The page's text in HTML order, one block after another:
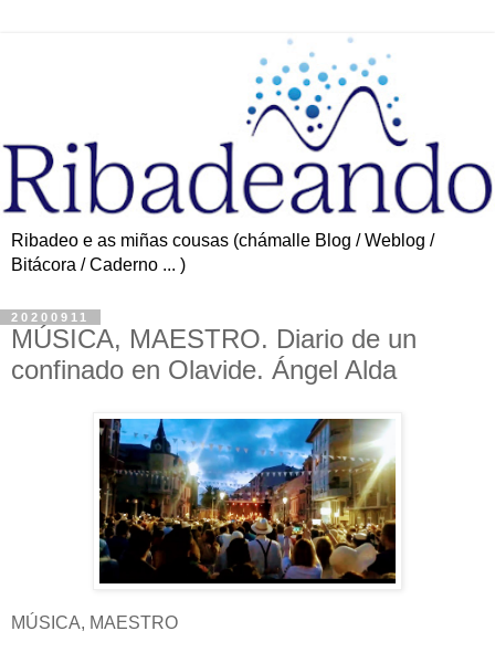
Ribadeo e as miñas cousas (chámalle Blog / Weblog /
Bitácora / Caderno ... )
20200911
MÚSICA, MAESTRO. Diario de un
confinado en Olavide. Ángel Alda
MÚSICA, MAESTRO